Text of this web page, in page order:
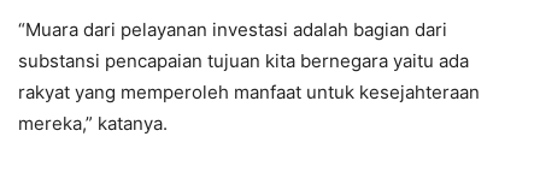
“Muara dari pelayanan investasi adalah bagian dari
substansi pencapaian tujuan kita bernegara yaitu ada
rakyat yang memperoleh manfaat untuk kesejahteraan
mereka,” katanya.